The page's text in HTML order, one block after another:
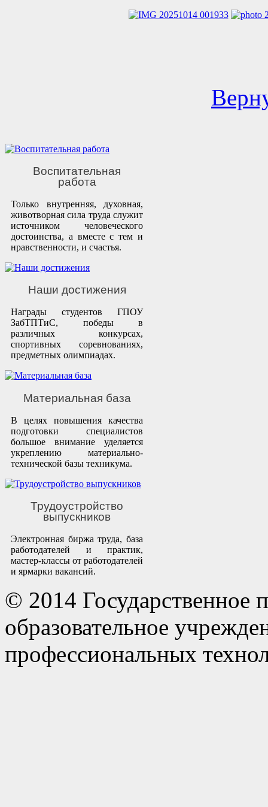
Воспитательная
работа
Только внутренняя, духовная,
животворная сила труда служит
источником человеческого
достоинства, а вместе с тем и
нравственности, и счастья.
Наши достижения
Награды студентов ГПОУ
ЗабТПТиС, победы в
различных конкурсах,
спортивных соревнованиях,
предметных олимпиадах.
Материальная база
В целях повышения качества
подготовки специалистов
большое внимание уделяется
укреплению материально-
технической базы техникума.
Трудоустройство
выпускников
Электронная биржа труда, база
работодателей и практик,
мастер-классы от работодателей
и ярмарки вакансий.
© 2014 Государственное
образовательное
профессиональных